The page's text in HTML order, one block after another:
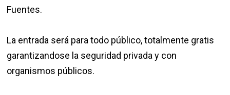
Fuentes.
La entrada será para todo público, totalmente gratis
garantizandose la seguridad privada y con
organismos públicos.